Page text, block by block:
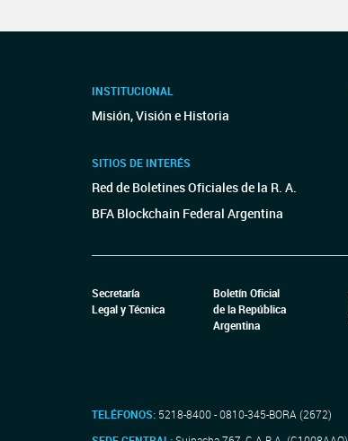
INSTITUCIONAL
Misión, Visión e Historia
SITIOS DE INTERÉS
Red de Boletines Oficiales de la R. A.
BFA Blockchain Federal Argentina
Secretaría
Legal y Técnica
Boletín Oficial
de la República
Argentina
TELÉFONOS: 5218-8400 - 0810-345-BORA (2672)